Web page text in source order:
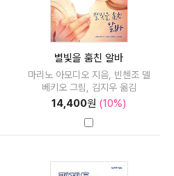
별빛을 훔친 알바
마리노 아모디오 지음, 빈첸조 델
베키오 그림, 김지우 옮김
14,400원 (10%)